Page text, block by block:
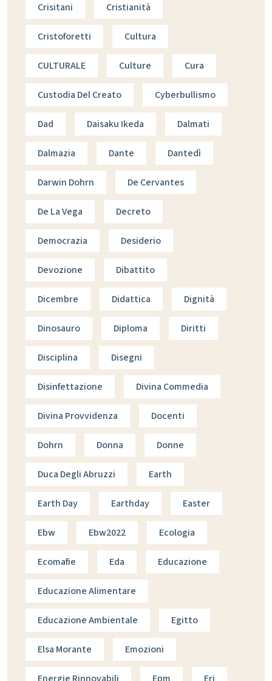
Crisitani Cristianità
Cristoforetti Cultura
CULTURALE Culture Cura
Custodia Del Creato Cyberbullismo
Dad Daisaku Ikeda Dalmati
Dalmazia Dante Dantedì
Darwin Dohrn De Cervantes
De La Vega Decreto
Democrazia Desiderio
Devozione Dibattito
Dicembre Didattica Dignità
Dinosauro Diploma Diritti
Disciplina Disegni
Disinfettazione Divina Commedia
Divina Provvidenza Docenti
Dohrn Donna Donne
Duca Degli Abruzzi Earth
Earth Day Earthday Easter
Ebw Ebw2022 Ecologia
Ecomafie Eda Educazione
Educazione Alimentare
Educazione Ambientale Egitto
Elsa Morante Emozioni